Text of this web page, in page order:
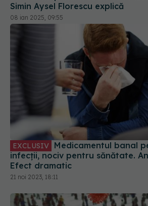
infecții, nociv pentru sănătate.
Efect dramatic
21 noi 2023, 18:11